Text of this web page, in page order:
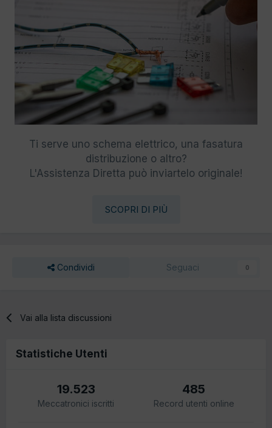
Ti serve uno schema elettrico, una fasatura
distribuzione o altro?
L'Assistenza Diretta può inviartelo originale!
SCOPRI DI PIÙ
Condividi Seguaci 0
Vai alla lista discussioni
Statistiche Utenti
19.523
Meccatronici iscritti
485
Record utenti online